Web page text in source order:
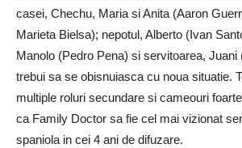
casei, Chechu, Maria si Anita (Aaron
Marieta Bielsa); nepotul, Alberto (Ivan
Manolo (Pedro Pena) si servitoarea,
trebui sa se obisnuiasca cu noua situatie.
multiple roluri secundare si cameouri
ca Family Doctor sa fie cel mai vizionat
spaniola in cei 4 ani de difuzare.